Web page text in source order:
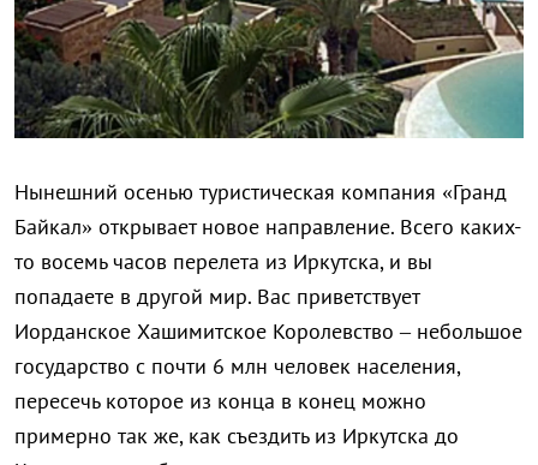
Нынешний осенью туристическая компания «Гранд
Байкал» открывает новое направление. Всего каких-
то восемь часов перелета из Иркутска, и вы
попадаете в другой мир. Вас приветствует
Иорданское Хашимитское Королевство – небольшое
государство с почти 6 млн человек населения,
пересечь которое из конца в конец можно
примерно так же, как съездить из Иркутска до